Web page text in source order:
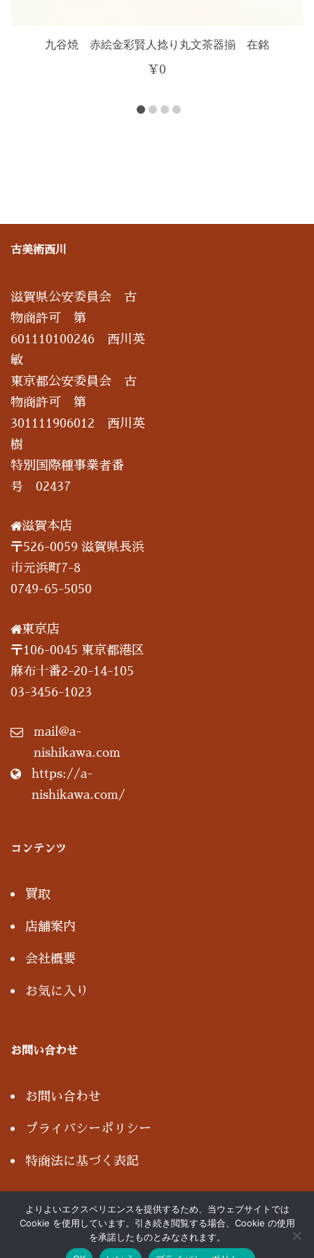
九谷焼 赤絵金彩賢人捻り丸文茶器揃 在銘
¥0
古美術西川
滋賀県公安委員会 古
物商許可 第
601110100246 西川英
敏
東京都公安委員会 古
物商許可 第
301111906012 西川英
樹
特別国際種事業者番
号 02437
滋賀本店
〒526-0059 滋賀県長浜
市元浜町7-8
0749-65-5050
東京店
〒106-0045 東京都港区
麻布十番2-20-14-105
03-3456-1023
mail@a-
nishikawa.com
https://a-
nishikawa.com/
コンテンツ
買取
店舗案内
会社概要
お気に入り
お問い合わせ
お問い合わせ
プライバシーポリシー
特商法に基づく表記
Copyright© NISHIKAWA, All rights reserved.
よりよいエクスペリエンスを提供するため、当ウェブサイトでは
Cookie を使用しています。引き続き閲覧する場合、Cookie の使用
を承諾したものとみなされます。